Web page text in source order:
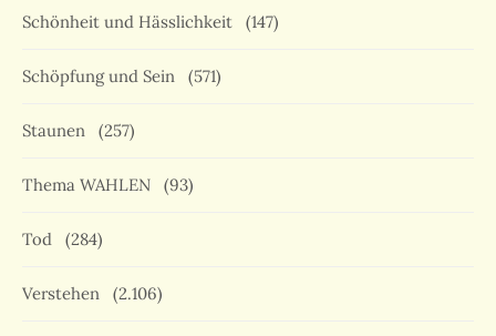
Schönheit und Hässlichkeit (147)
Schöpfung und Sein (571)
Staunen (257)
Thema WAHLEN (93)
Tod (284)
Verstehen (2.106)